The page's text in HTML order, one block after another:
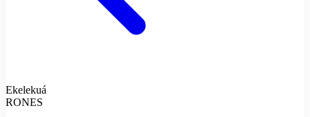
Ekelekuá
RONES